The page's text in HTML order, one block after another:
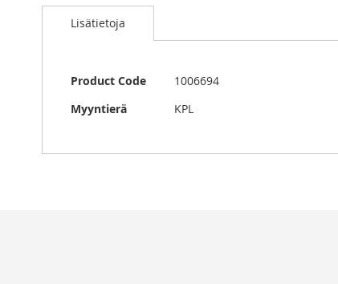
to
images
gallery
Lisätietoja
Lisätietoja
Product Code
1006694
Myyntierä
KPL